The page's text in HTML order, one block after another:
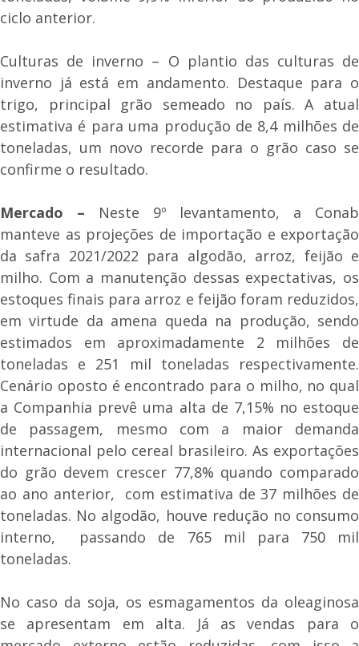
ciclo anterior.
Culturas de inverno – O plantio das culturas de
inverno já está em andamento. Destaque para o
trigo, principal grão semeado no país. A atual
estimativa é para uma produção de 8,4 milhões de
toneladas, um novo recorde para o grão caso se
confirme o resultado.
Mercado – Neste 9º levantamento, a Conab
manteve as projeções de importação e exportação
da safra 2021/2022 para algodão, arroz, feijão e
milho. Com a manutenção dessas expectativas, os
estoques finais para arroz e feijão foram reduzidos,
em virtude da amena queda na produção, sendo
estimados em aproximadamente 2 milhões de
toneladas e 251 mil toneladas respectivamente.
Cenário oposto é encontrado para o milho, no qual
a Companhia prevê uma alta de 7,15% no estoque
de passagem, mesmo com a maior demanda
internacional pelo cereal brasileiro. As exportações
do grão devem crescer 77,8% quando comparado
ao ano anterior, com estimativa de 37 milhões de
toneladas. No algodão, houve redução no consumo
interno, passando de 765 mil para 750 mil
toneladas.
No caso da soja, os esmagamentos da oleaginosa
se apresentam em alta. Já as vendas para o